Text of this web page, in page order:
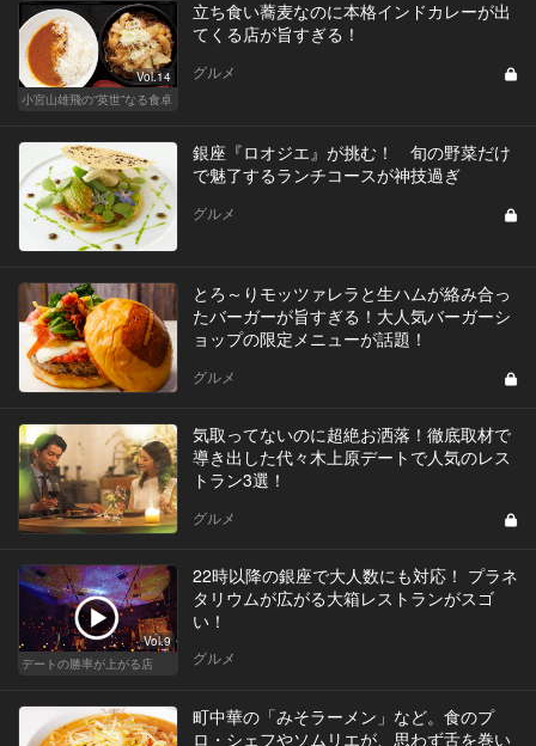
Vol.14
小宮山雄飛の“英世”なる食卓
立ち食い蕎麦なのに本格インドカレーが出
てくる店が旨すぎる！
グルメ
銀座『ロオジエ』が挑む！ 旬の野菜だけ
で魅了するランチコースが神技過ぎ
グルメ
とろ～りモッツァレラと生ハムが絡み合っ
たバーガーが旨すぎる！大人気バーガーシ
ョップの限定メニューが話題！
グルメ
気取ってないのに超絶お洒落！徹底取材で
導き出した代々木上原デートで人気のレス
トラン3選！
グルメ
Vol.9
デートの勝率が上がる店
22時以降の銀座で大人数にも対応！ プラネ
タリウムが広がる大箱レストランがスゴ
い！
グルメ
町中華の「みそラーメン」など。食のプ
ロ・シェフやソムリエが、思わず舌を巻い